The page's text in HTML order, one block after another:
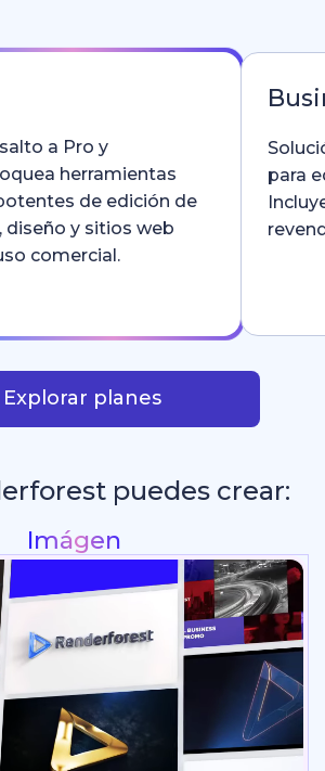
a Pro y
herramientas
de edición de
diseño y sitios web
comercial.
para
Explorar planes
puedes crear:
In_